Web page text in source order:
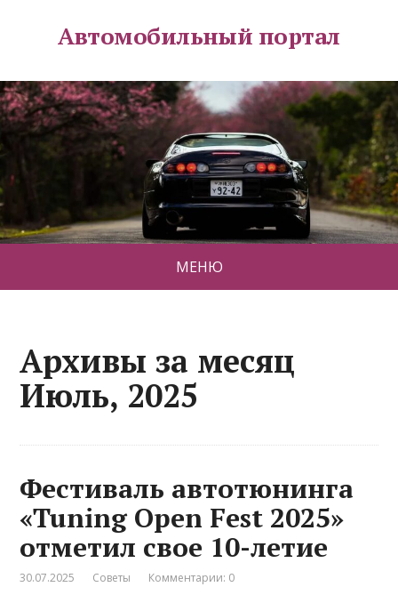
Автомобильный портал
МЕНЮ
Архивы за месяц
Июль, 2025
Фестиваль автотюнинга
«Tuning Open Fest 2025»
отметил свое 10-летие
30.07.2025 Советы Комментарии: 0